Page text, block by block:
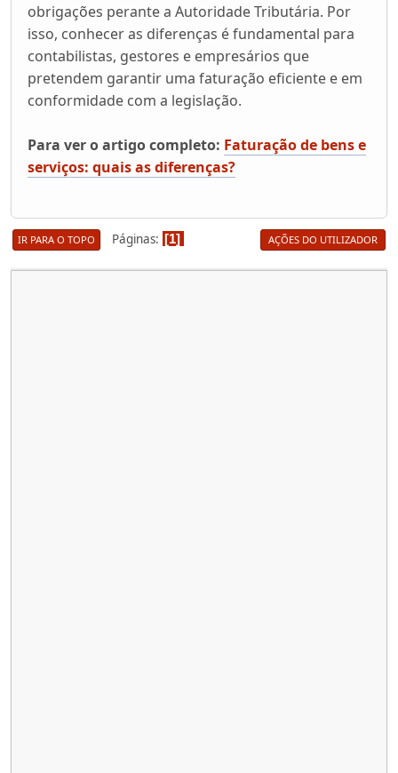
obrigações perante a Autoridade Tributária. Por
isso, conhecer as diferenças é fundamental para
contabilistas, gestores e empresários que
pretendem garantir uma faturação eficiente e em
conformidade com a legislação.
Para ver o artigo completo: Faturação de bens e
serviços: quais as diferenças?
IR PARA O TOPO Páginas 1 AÇÕES DO UTILIZADOR